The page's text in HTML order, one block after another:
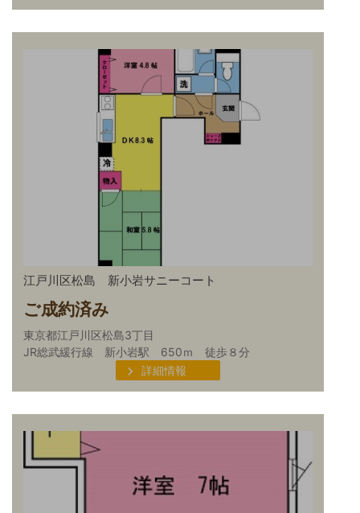
江戸川区松島 新小岩サニーコート
ご成約済み
東京都江戸川区松島3丁目
JR総武緩行線 新小岩駅 650ｍ 徒歩８分
詳細情報